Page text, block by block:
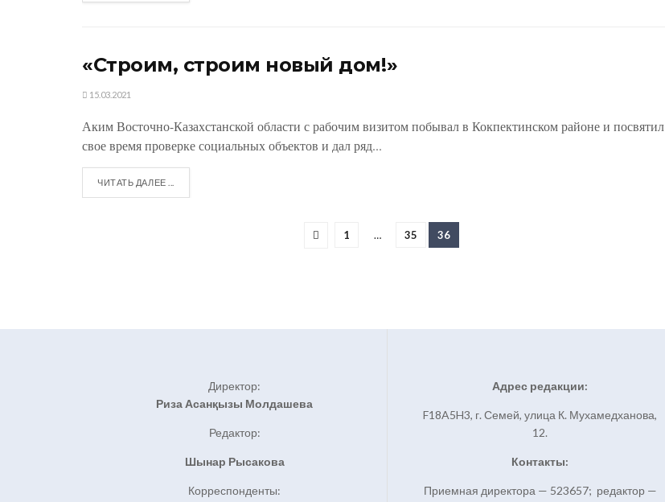
«Строим, строим новый дом!»
15.03.2021
Аким Восточно-Казахстанской области с рабочим визитом побывал в Кокпектинском районе и посвятил
свое время проверке социальных объектов и дал ряд...
ЧИТАТЬ ДАЛЕЕ ...
1 … 35 36
Директор:
Риза Асанқызы Молдашева
Редактор:
Шынар Рысакова
Корреспонденты:
Адрес редакции:
F18A5H3, г. Семей, улица К. Мухамедханова,
12.
Контакты:
Приемная директора — 523657; редактор —